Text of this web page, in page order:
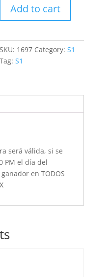
quantity
Add to cart
SKU: 1697 Category:S1
Tag:S1
será válida, si se
PM el día del
en TODOS